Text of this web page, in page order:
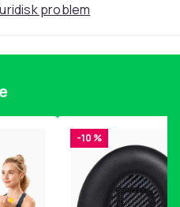
problem
-10 %